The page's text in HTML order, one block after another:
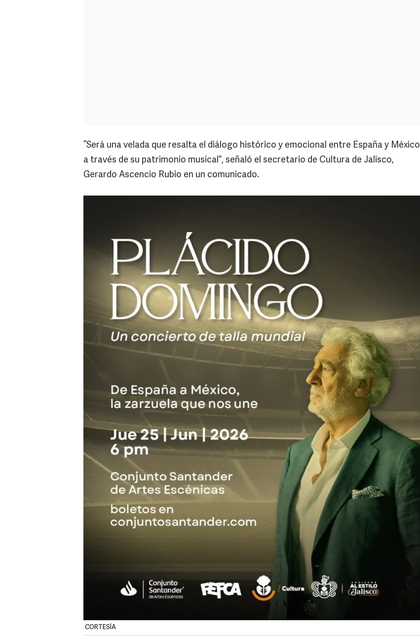
“Será una velada que resalta el diálogo histórico y emocional entre España y México
a través de su patrimonio musical”, señaló el secretario de Cultura de Jalisco,
Gerardo Ascencio Rubio en un comunicado.
CORTESÍA